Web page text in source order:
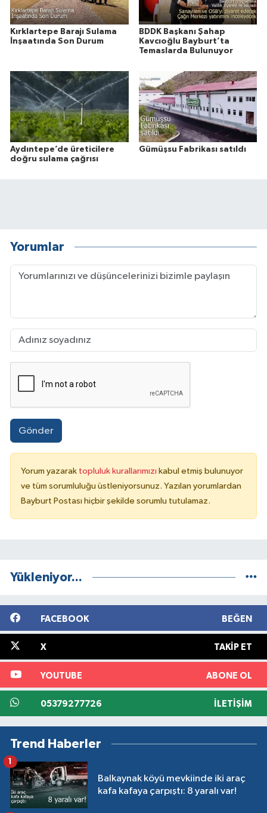
Kırklartepe Barajı Sulama
İnşaatında Son Durum
BDDK Başkanı Şahap
Kavcıoğlu Bayburt’ta
Temaslarda Bulunuyor
Aydıntepe’de üreticilere
doğru sulama çağrısı
Gümüşsu Fabrikası satıldı
Yorumlar
Gönder
Yorum yazarak topluluk kurallarımızı kabul etmiş bulunuyor
ve tüm sorumluluğu üstleniyorsunuz. Yazılan yorumlardan
Bayburt Postası hiçbir şekilde sorumlu tutulamaz.
Yükleniyor...
FACEBOOK BEĞEN
X TAKIP ET
YOUTUBE ABONE OL
05379277726 İLETIŞIM
Trend Haberler
Balkaynak köyü mevkiinde iki araç
kafa kafaya çarpıştı: 8 yaralı var!
1